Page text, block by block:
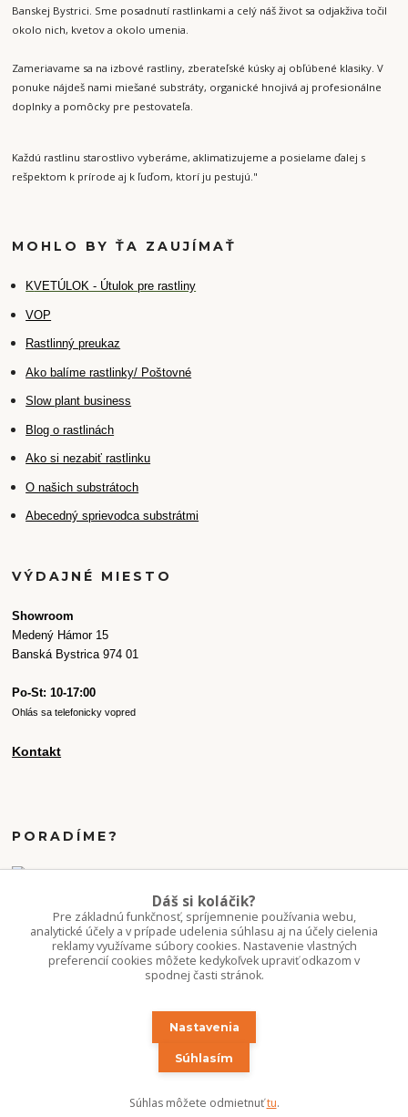
Banskej Bystrici. Sme posadnutí rastlinkami a celý náš život sa odjakživa točil
okolo nich, kvetov a okolo umenia.
Zameriavame sa na izbové rastliny, zberateľské kúsky aj obľúbené klasiky. V
ponuke nájdeš nami miešané substráty, organické hnojivá aj profesionálne
doplnky a pomôcky pre pestovateľa.
Každú rastlinu starostlivo vyberáme, aklimatizujeme a posielame ďalej s
rešpektom k prírode aj k ľuďom, ktorí ju pestujú."
MOHLO BY ŤA ZAUJÍMAŤ
KVETÚLOK - Útulok pre rastliny
VOP
Rastlinný preukaz
Ako balíme rastlinky/ Poštovné
Slow plant business
Blog o rastlinách
Ako si nezabiť rastlinku
O našich substrátoch
Abecedný sprievodca substrátmi
VÝDAJNÉ MIESTO
Showroom
Medený Hámor 15
Banská Bystrica 974 01
Po-St: 10-17:00
Ohlás sa telefonicky vopred
Kontakt
PORADÍME?
Po-Pi 10-16:00
info.kvetaren@gmail.com
Upravit sběr cookies.
Dáš si koláčik?
Pre základnú funkčnosť, spríjemnenie používania webu,
analytické účely a v prípade udelenia súhlasu aj na účely cielenia
reklamy využívame súbory cookies. Nastavenie vlastných
preferencií cookies môžete kedykoľvek upraviť odkazom v
spodnej časti stránok.
Nastavenia
Súhlasím
Súhlas môžete odmietnuťtu.